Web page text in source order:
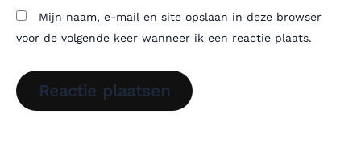
Mijn naam, e-mail en site opslaan in deze browser
voor de volgende keer wanneer ik een reactie plaats.